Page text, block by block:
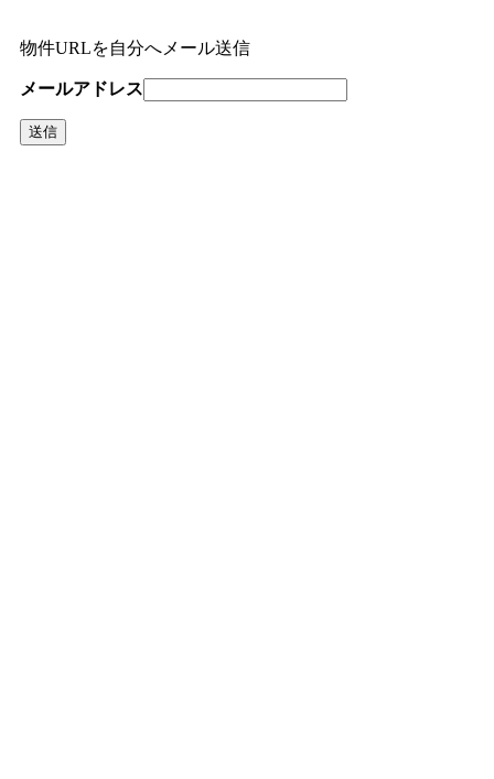
物件URLを自分へメール送信
メールアドレス